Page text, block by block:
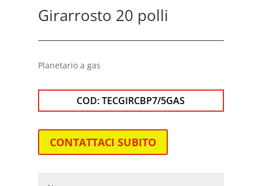
Girarrosto 20 polli
Planetario a gas
COD:TECGIRCBP7/5GAS
CONTATTACI SUBITO